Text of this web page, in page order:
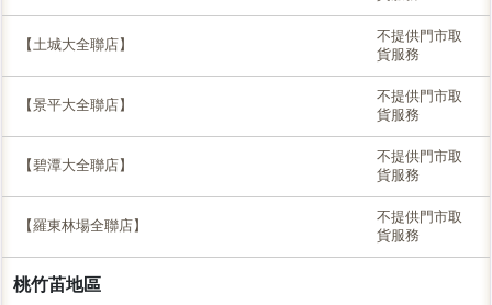
【土城大全聯店】
不提供門市取
貨服務
【景平大全聯店】
不提供門市取
貨服務
【碧潭大全聯店】
不提供門市取
貨服務
【羅東林場全聯店】
不提供門市取
貨服務
桃竹苖地區